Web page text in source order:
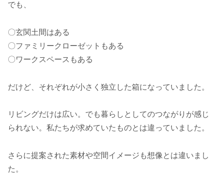
でも、
〇玄関土間はある
〇ファミリークローゼットもある
〇ワークスペースもある
だけど、それぞれが小さく独立した箱になっていました。
リビングだけは広い。でも暮らしとしてのつながりが感じ
られない。私たちが求めていたものとは違っていました。
さらに提案された素材や空間イメージも想像とは違いまし
た。